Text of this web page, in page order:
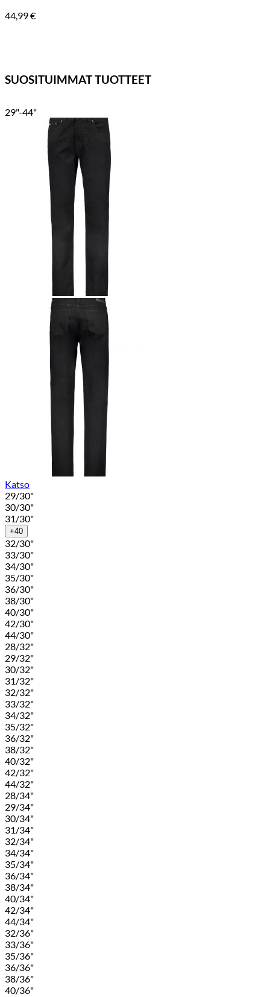
44,99€
SUOSITUIMMAT TUOTTEET
29"-44"
Katso
29/30"
30/30"
31/30"
+40
32/30"
33/30"
34/30"
35/30"
36/30"
38/30"
40/30"
42/30"
44/30"
28/32"
29/32"
30/32"
31/32"
32/32"
33/32"
34/32"
35/32"
36/32"
38/32"
40/32"
42/32"
44/32"
28/34"
29/34"
30/34"
31/34"
32/34"
34/34"
35/34"
36/34"
38/34"
40/34"
42/34"
44/34"
32/36"
33/36"
35/36"
36/36"
38/36"
40/36"